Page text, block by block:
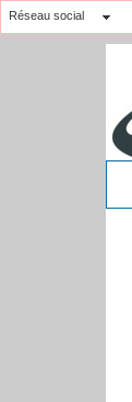
Réseau social